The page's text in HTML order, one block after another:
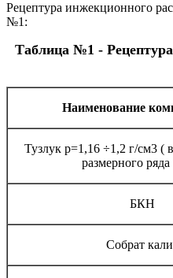
Рецептура инжекционного
№1:
Таблица №1 -
Наименование
Тузлук р=1,16 ÷1,2 г/см3 (
размерного
БКН
Собрат